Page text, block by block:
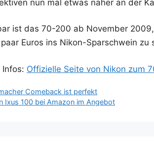
nun mal etwas näher an der
ist das 70-200 ab Novem­ber
Euros ins Nikon-Spar­schwein zu
Infos: Offi­zi­el­le Sei­te von Nikon zum
Comeback ist perfekt
Ixus 100 bei Amazon im Angebot